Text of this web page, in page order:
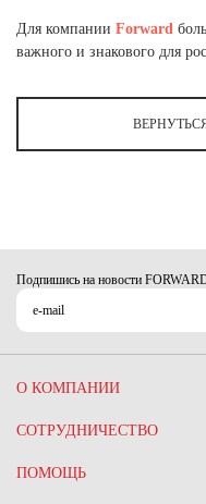
Ханты-Мансийский автономный
Челябинская область (2)
Ямало-Ненецкий автономный
Ярославская область (1)
Для компании Forward
важного и знакового для
Подпишись на новости
О КОМПАНИИ
СОТРУДНИЧЕСТВО
ПОМОЩЬ